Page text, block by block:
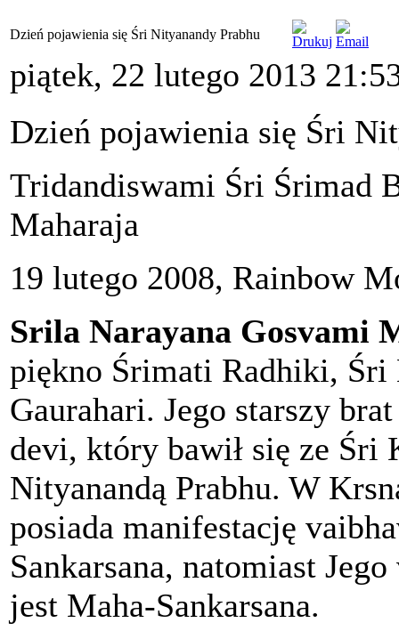
Dzień pojawienia się Śri Nityanandy Prabhu
piątek, 22 lutego 2013
Dzień pojawienia się Śri
Tridandiswami Śri Śrimad
Maharaja
19 lutego 2008, Rainbow
Srila Narayana Gosvami
piękno Śrimati Radhiki, Śri
Gaurahari. Jego starszy
devi, który bawił się ze Śri
Nityanandą Prabhu. W
posiada manifestację
Sankarsana, natomiast
jest Maha-Sankarsana.